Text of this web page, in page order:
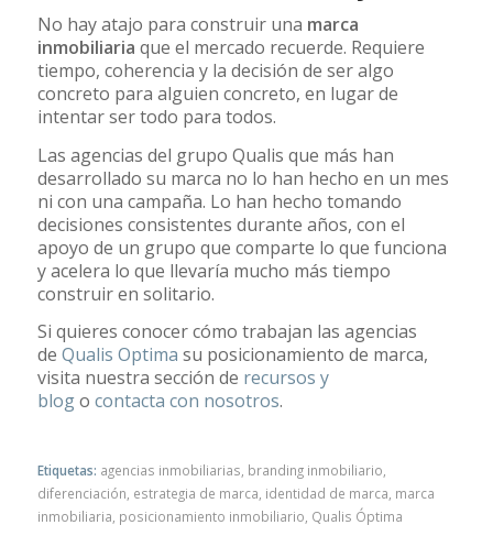
No hay atajo para construir una marca
inmobiliaria que el mercado recuerde. Requiere
tiempo, coherencia y la decisión de ser algo
concreto para alguien concreto, en lugar de
intentar ser todo para todos.
Las agencias del grupo Qualis que más han
desarrollado su marca no lo han hecho en un mes
ni con una campaña. Lo han hecho tomando
decisiones consistentes durante años, con el
apoyo de un grupo que comparte lo que funciona
y acelera lo que llevaría mucho más tiempo
construir en solitario.
Si quieres conocer cómo trabajan las agencias
de Qualis Optima su posicionamiento de marca,
visita nuestra sección de recursos y
blogo contacta con nosotros.
Etiquetas: agencias inmobiliarias, branding inmobiliario,
diferenciación, estrategia de marca, identidad de marca, marca
inmobiliaria, posicionamiento inmobiliario, Qualis Óptima